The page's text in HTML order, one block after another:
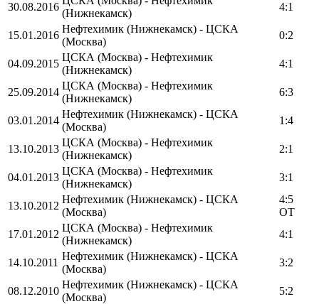
30.08.2016
(Нижнекамск)
4:1
15.01.2016
Нефтехимик (Нижнекамск) - ЦСКА
(Москва)
0:2
04.09.2015
ЦСКА (Москва) - Нефтехимик
(Нижнекамск)
4:1
25.09.2014
ЦСКА (Москва) - Нефтехимик
(Нижнекамск)
6:3
03.01.2014
Нефтехимик (Нижнекамск) - ЦСКА
(Москва)
1:4
13.10.2013
ЦСКА (Москва) - Нефтехимик
(Нижнекамск)
2:1
04.01.2013
ЦСКА (Москва) - Нефтехимик
(Нижнекамск)
3:1
13.10.2012
Нефтехимик (Нижнекамск) - ЦСКА
(Москва)
4:5
OT
17.01.2012
ЦСКА (Москва) - Нефтехимик
(Нижнекамск)
4:1
14.10.2011
Нефтехимик (Нижнекамск) - ЦСКА
(Москва)
3:2
08.12.2010
Нефтехимик (Нижнекамск) - ЦСКА
(Москва)
5:2